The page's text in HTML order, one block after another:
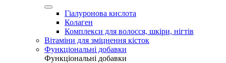
Гіалуронова кислота
Колаген
Комплекси для волосся, шкіри, нігтів
Вітаміни для зміцнення кісток
Функціональні добавки
Функціональні добавки